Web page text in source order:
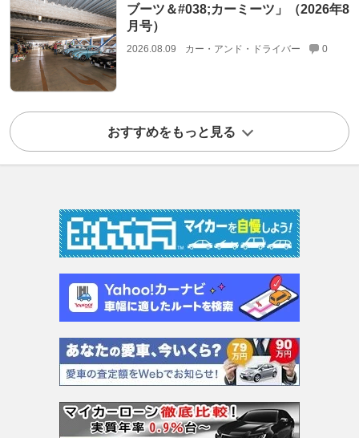
ブーツ＆#038;カーミーツ」（2026年8
月号）
2026.08.09 カー・アンド・ドライバー 0
おすすめをもっと見る